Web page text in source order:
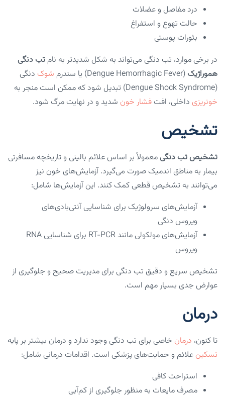
درد مفاصل و عضلات
حالت تهوع و استفراغ
بثورات پوستی
در برخی موارد، تب دنگی می‌تواند به شکل شدیدتر به نامتب دنگی
هموراژیک (Dengue Hemorrhagic Fever) یا سندرم شوک دنگی
(Dengue Shock Syndrome) تبدیل شود که ممکن است منجر به
خونریزی داخلی، افت فشار خون شدید و در نهایت مرگ شود.
تشخیص
تشخیص تب دنگیمعمولاً بر اساس علائم بالینی و تاریخچه مسافرتی
بیمار به مناطق اندمیک صورت می‌گیرد. آزمایش‌های خون نیز
می‌توانند به تشخیص قطعی کمک کنند. این آزمایش‌ها شامل:
آزمایش‌های سرولوژیک برای شناسایی آنتی‌بادی‌های
ویروس دنگی
آزمایش‌های مولکولی مانند RT-PCR برای شناسایی RNA
ویروس
تشخیص سریع و دقیق تب دنگی برای مدیریت صحیح و جلوگیری از
عوارض جدی بسیار مهم است.
درمان
تا کنون، درمان خاصی برای تب دنگی وجود ندارد و درمان بیشتر بر پایه
تسکین علائم و حمایت‌های پزشکی است. اقدامات درمانی شامل:
استراحت کافی
مصرف مایعات به منظور جلوگیری از کم‌آبی